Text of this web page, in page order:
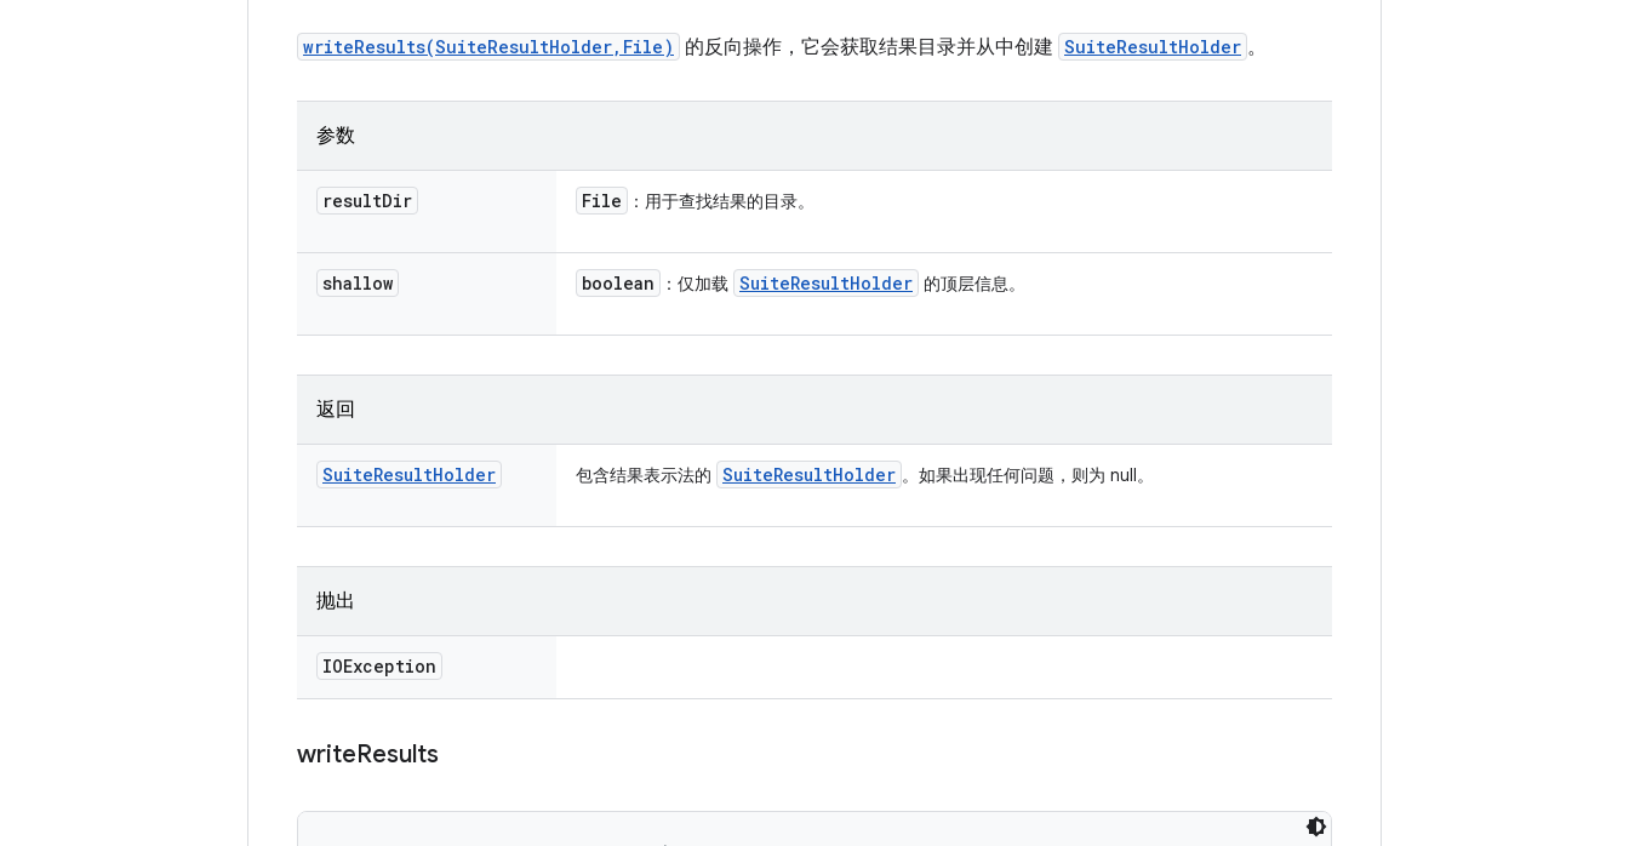
writeResults(SuiteResultHolder,File) 的反向操作，它会获取结果目录并从中创建 SuiteResultHolder 。
参数
resultDir File ：用于查找结果的目录。
shallow boolean ：仅加载 SuiteResultHolder 的顶层信息。
返回
SuiteResultHolder 包含结果表示法的 SuiteResultHolder 。如果出现任何问题，则为 null。
抛出
IOException
writeResults